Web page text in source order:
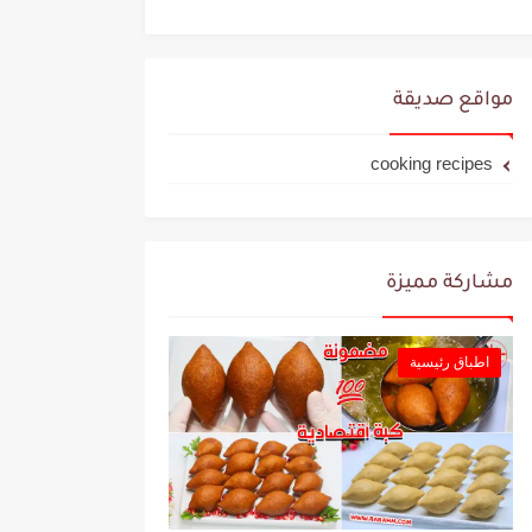
مواقع صديقة
cooking recipes
مشاركة مميزة
اطباق رئيسية